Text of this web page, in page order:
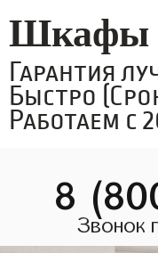
Шкафы
Гарантия
Быстро
Работаем с
8
Звонок